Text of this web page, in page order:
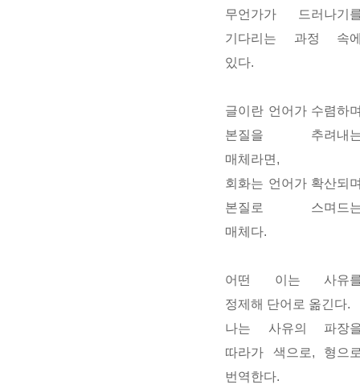
무언가가
드러나기
기다리는 과정
속
있다.
글이란 언어가 수렴하
본질을 추려내
매체라면,
회화는 언어가 확산되
본질로 스며드
매체다.
어떤 이는 사유
정제해 단어로 옮긴다.
나는 사유의 파장
따라가 색으로, 형으
번역한다.